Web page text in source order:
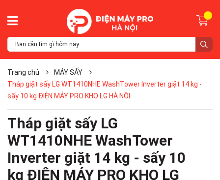
Trang chủ
MÁY SẤY
Tháp giặt sấy LG WT1410NHE WashTower Inverter giặt 14 kg -
sấy 10 kg ĐIỆN MÁY PRO KHO LG HÀ NỘI
Tháp giặt sấy LG
WT1410NHE WashTower
Inverter giặt 14 kg - sấy 10
kg ĐIỆN MÁY PRO KHO LG